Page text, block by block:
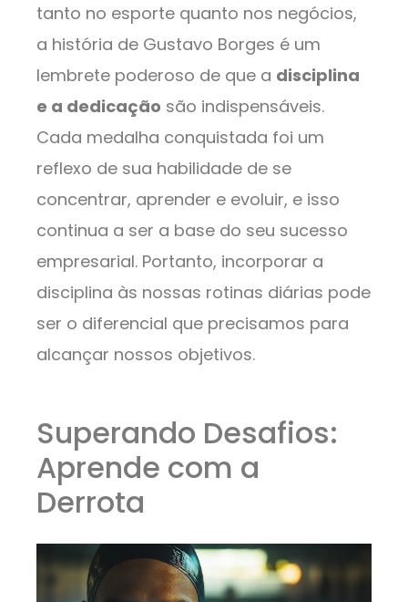
tanto no esporte quanto nos negócios,
a história de Gustavo Borges é um
lembrete poderoso de que a disciplina
e a dedicação são indispensáveis.
Cada medalha conquistada foi um
reflexo de sua habilidade de se
concentrar, aprender e evoluir, e isso
continua a ser a base do seu sucesso
empresarial. Portanto, incorporar a
disciplina às nossas rotinas diárias pode
ser o diferencial que precisamos para
alcançar nossos objetivos.
Superando Desafios:
Aprende com a
Derrota